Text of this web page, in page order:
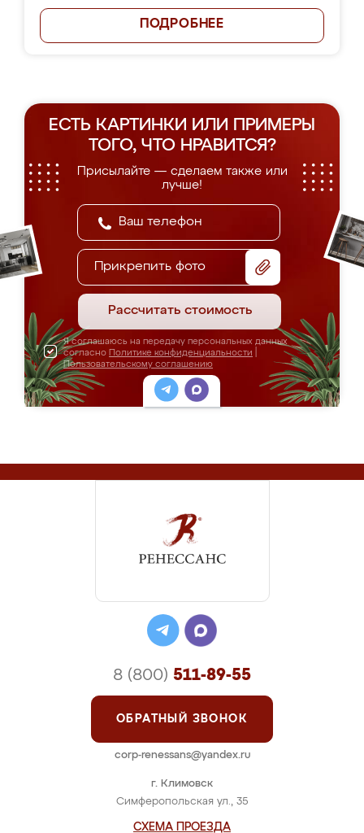
ПОДРОБНЕЕ
ЕСТЬ КАРТИНКИ ИЛИ ПРИМЕРЫ
ТОГО, ЧТО НРАВИТСЯ?
Присылайте — сделаем также или
лучше!
Прикрепить фото
Рассчитать стоимость
Я соглашаюсь на передачу персональных данных
согласно Политике конфиденциальности
Пользовательскому соглашению
г. Климовск
Симферопольская ул., 35
СХЕМА ПРОЕЗДА
8 (800) 511-89-55
ОБРАТНЫЙ ЗВОНОК
corp-renessans@yandex.ru